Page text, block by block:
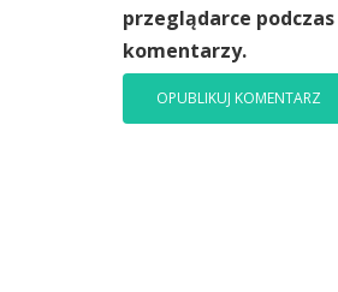
przeglądarce
komentarzy.